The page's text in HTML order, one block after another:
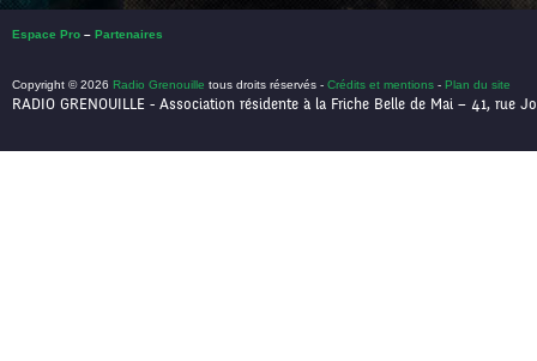
Espace Pro – Partenaires
Copyright © 2026 Radio Grenouille tous droits réservés - Crédits et mentions - Plan du site
RADIO GRENOUILLE - Association résidente à la Friche Belle de Mai – 41, rue